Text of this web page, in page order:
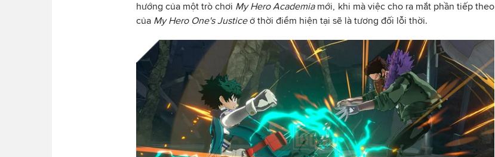
hướng của một trò chơi My Hero Academia mới, khi mà việc cho ra mắt phần tiếp theo
của My Hero One's Justiceở thời điểm hiện tại sẽ là tương đối lỗi thời.